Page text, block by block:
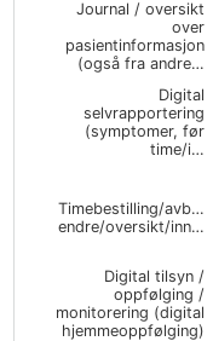
Journal / oversikt
over
pasientinformasjon
(også fra andre…
Digital
selvrapportering
(symptomer, før
time/i…
Timebestilling/avb…
endre/oversikt/inn…
Digital tilsyn /
oppfølging /
monitorering (digital
hjemmeoppfølging)